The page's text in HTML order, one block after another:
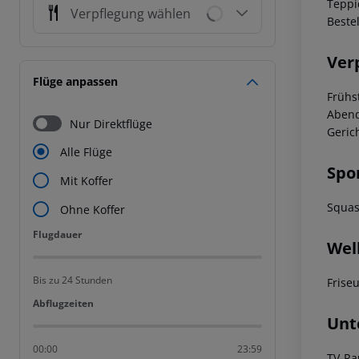
Verpflegung wählen
Flüge anpassen
Nur Direktflüge
Alle Flüge
Mit Koffer
Ohne Koffer
Flugdauer
Flugdauer
Bis zu 24 Stunden
Abflugzeiten
Abflugzeiten
00:00 23:59